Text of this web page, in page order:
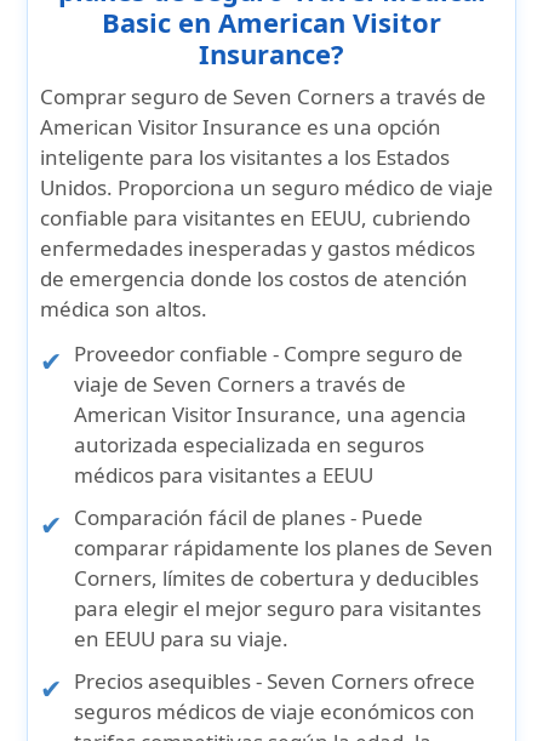
Basic en American Visitor
Insurance?
Comprar seguro de Seven Cornersa través de
American Visitor Insurance es una opción
inteligente para los visitantes a los Estados
Unidos. Proporciona un seguro médico de viaje
confiable para visitantes en EEUU, cubriendo
enfermedades inesperadas y gastos médicos
de emergencia donde los costos de atención
médica son altos.
Proveedor confiable - Compre seguro de
viaje de Seven Corners a través de
American Visitor Insurance, una agencia
autorizada especializada en seguros
médicos para visitantes a EEUU
Comparación fácil de planes- Puede
comparar rápidamente los planes de Seven
Corners, límites de cobertura y deducibles
para elegir el mejor seguro para visitantes
en EEUU para su viaje.
Precios asequibles- Seven Corners ofrece
seguros médicos de viaje económicos con